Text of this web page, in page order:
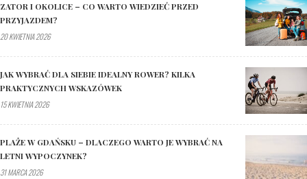
ZATOR I OKOLICE – CO WARTO WIEDZIEĆ PRZED
PRZYJAZDEM?
20 KWIETNIA 2026
JAK WYBRAĆ DLA SIEBIE IDEALNY ROWER? KILKA
PRAKTYCZNYCH WSKAZÓWEK
15 KWIETNIA 2026
PLAŻE W GDAŃSKU – DLACZEGO WARTO JE WYBRAĆ NA
LETNI WYPOCZYNEK?
31 MARCA 2026